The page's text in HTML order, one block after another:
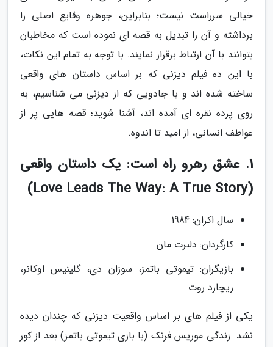
خیالی سرراست نیست؛ بنابراین، جوهره وقایع اصلی را
برداشته و آن را تبدیل به قصه ای نموده است که مخاطبان
بتوانند با آن ارتباط برقرار نمایند. با توجه به تمام این نکات،
با این ده فیلم دیزنی که بر اساس داستان های واقعی
ساخته شده اند و با جادویی که از دیزنی می شناسیم، به
روی پرده نقره ای آمده اند، آشنا شوید؛ قصه هایی پر از
عواطف انسانی، از امید تا اندوه.
1. عشق رهرو راه است: یک داستان واقعی
(Love Leads The Way: A True Story)
سال اکران: 1984
کارگردان: دلبرت مان
بازیگران: تیموتی باتمز، سوزان دی، گلینیس اوکانر،
ریچارد روت
یکی از فیلم های بر اساس واقعیت دیزنی که چندان دیده
نشد. زندگی موریس فرنک (با بازی تیموتی باتمز) بعد از کور